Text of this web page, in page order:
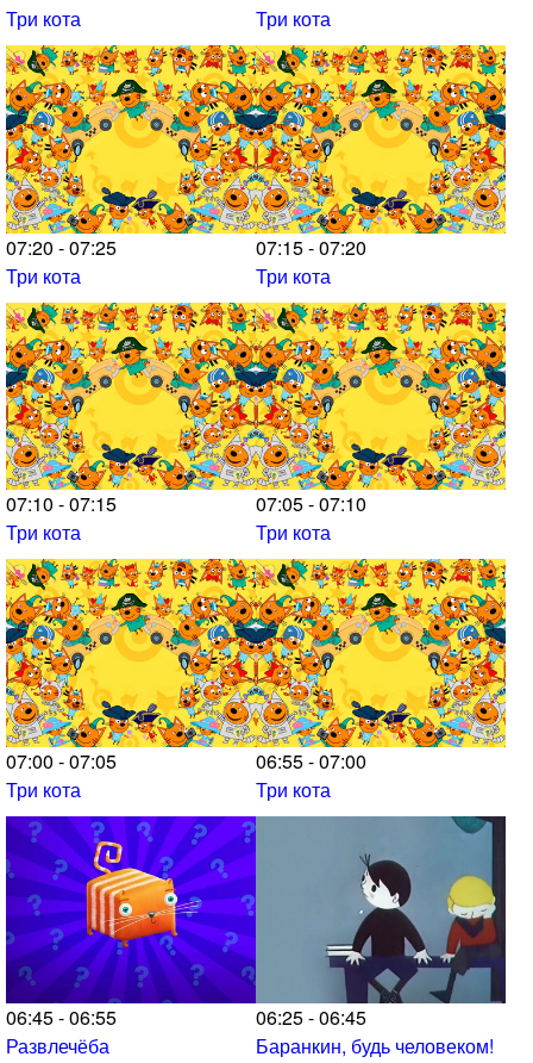
Три кота
Три кота
07:20 - 07:25
Три кота
07:15 - 07:20
Три кота
07:10 - 07:15
Три кота
07:05 - 07:10
Три кота
07:00 - 07:05
Три кота
06:55 - 07:00
Три кота
06:45 - 06:55
Развлечёба
06:25 - 06:45
Баранкин, будь человеком!